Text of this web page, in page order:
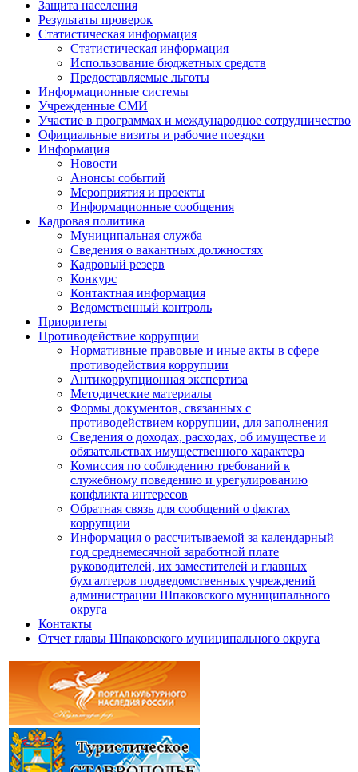
Защита населения
Результаты проверок
Статистическая информация
Статистическая информация
Использование бюджетных средств
Предоставляемые льготы
Информационные системы
Учрежденные СМИ
Участие в программах и международное сотрудничество
Официальные визиты и рабочие поездки
Информация
Новости
Анонсы событий
Мероприятия и проекты
Информационные сообщения
Кадровая политика
Муниципальная служба
Сведения о вакантных должностях
Кадровый резерв
Конкурс
Контактная информация
Ведомственный контроль
Приоритеты
Противодействие коррупции
Нормативные правовые и иные акты в сфере
противодействия коррупции
Антикоррупционная экспертиза
Методические материалы
Формы документов, связанных с
противодействием коррупции, для заполнения
Сведения о доходах, расходах, об имуществе и
обязательствах имущественного характера
Комиссия по соблюдению требований к
служебному поведению и урегулированию
конфликта интересов
Обратная связь для сообщений о фактах
коррупции
Информация о рассчитываемой за календарный
год среднемесячной заработной плате
руководителей, их заместителей и главных
бухгалтеров подведомственных учреждений
администрации Шпаковского муниципального
округа
Контакты
Отчет главы Шпаковского муниципального округа